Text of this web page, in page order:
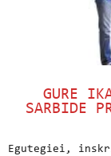
GURE
SARBIDE
Egutegiei,